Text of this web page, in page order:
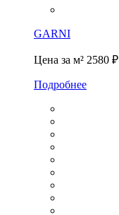
GARNI
Цена за м² 2580 ₽
Подробнее